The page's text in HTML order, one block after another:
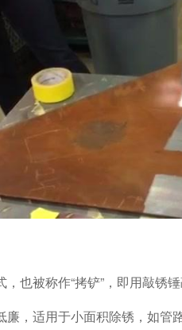
也被称作“拷铲”，即用敲锈
，适用于小面积除锈，如管